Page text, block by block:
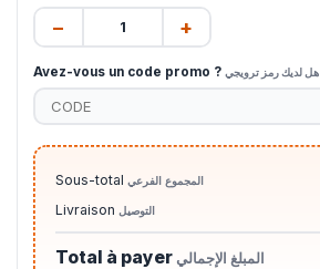
− +
Avez-vous un code promo ? هل لديك رمز ترويجي
Sous-total المجموع الفرعي
Livraison التوصيل
Total à payer المبلغ الإجمالي